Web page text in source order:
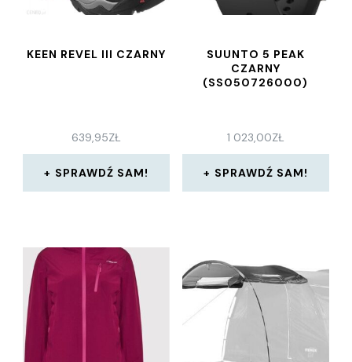
KEEN REVEL III CZARNY
639,95ZŁ
SPRAWDŹ SAM!
SUUNTO 5 PEAK
CZARNY
(SS050726000)
1 023,00ZŁ
SPRAWDŹ SAM!